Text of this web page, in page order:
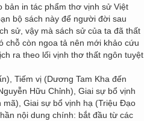
bản in tác phẩm thơ vịnh sử Việt
bộ sách này để người đời sau
sử, vậy mà sách sử của ta đã thất
chỗ còn ngoa tả nên mới khảo cứu
ra theo lối vịnh thơ thất ngôn tuyệt
Tiếm vị (Dương Tam Kha đến
Hữu Chỉnh), Giai sự bổ vịnh
Giai sự bổ vịnh hạ (Triệu Đạo
nội dung chính: bắt đầu từ các